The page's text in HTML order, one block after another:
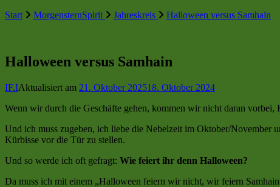
Start
MorgensternSpirit Jahreskreis Halloween versus Samhain
Halloween versus Samhain
IF.IAktualisiert am 21. Oktober 202518. Oktober 2024
Wenn wir durch die Geschäfte gehen, kommen wir nicht daran vorbei,
Und ich muss zugeben, ich liebe die Nebelzeit im Oktober/November
Kürbisse vor die Tür zu stellen.
Und so werde ich oft gefragt: Wie feiert ihr denn Halloween?
Da muss ich mit einem „Halloween feiern wir nicht, wir feiern